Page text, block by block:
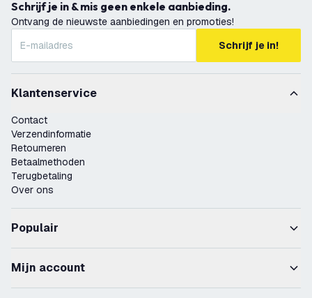
Schrijf je in & mis geen enkele aanbieding.
Ontvang de nieuwste aanbiedingen en promoties!
Schrijf je in!
Klantenservice
Contact
Verzendinformatie
Retourneren
Betaalmethoden
Terugbetaling
Over ons
Populair
Mijn account